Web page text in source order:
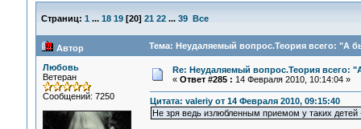
Страниц: 1 ... 18 19[20] 21 22 ... 39 Все
Автор Тема: Неудаляемый вопрос.Теория всего: "А
Любовь
Ветеран
Сообщений: 7250
Re: Неудаляемый вопрос.Теория всего:
« Ответ #285 : 14 Февраля 2010, 10:14:04 »
Цитата: valeriy от 14 Февраля 2010, 09:15:40
Не зря ведь излюбленным приемом у таких детей